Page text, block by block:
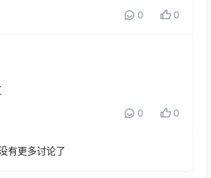
0 0
0 0
有更多讨论了